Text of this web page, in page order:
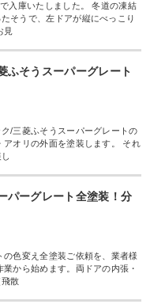
入庫いたしました。 冬道の凍結
そうで、左ドアが縦にべっこり
見
ふそうスーパーグレート
/三菱ふそうスーパーグレートの
オリの外面を塗装します。 それ
パーグレート全塗装！分
色変え全塗装ご依頼を、業者様
から始めます。両ドアの内張・
散